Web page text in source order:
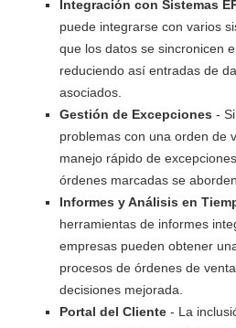
Integración con Sistemas
puede integrarse con varios
que los datos se sincronicen
reduciendo así entradas de
asociados.
Gestión de Excepciones -
problemas con una orden de
manejo rápido de
órdenes marcadas se
Informes y Análisis en
herramientas de informes
empresas pueden obtener
procesos de órdenes de
decisiones mejorada.
Portal del Cliente - La